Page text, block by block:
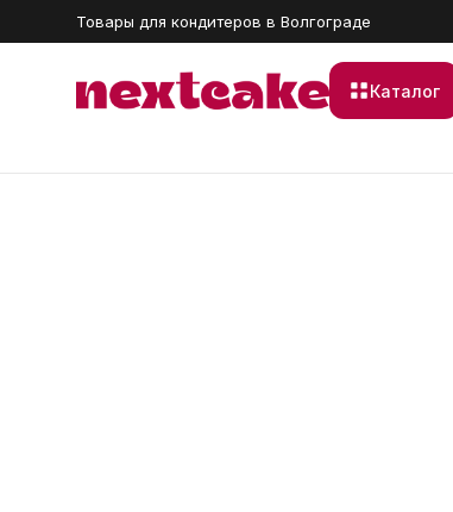
Товары для кондитеров в Волгограде
Каталог